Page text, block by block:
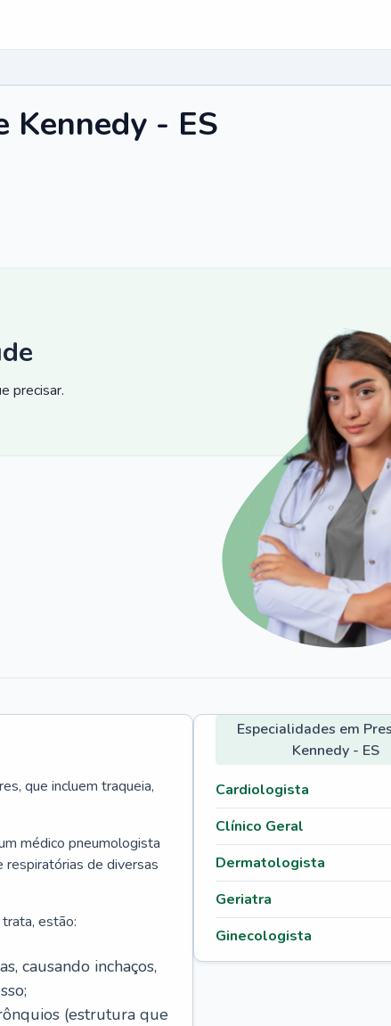
Kennedy - ES
precisar.
que incluem traqueia,
médico pneumologista
respiratórias de diversas
estão:
causando inchaços,
(estrutura que
Especialidades em
Kennedy - ES
Cardiologista
Clínico Geral
Dermatologista
Geriatra
Ginecologista